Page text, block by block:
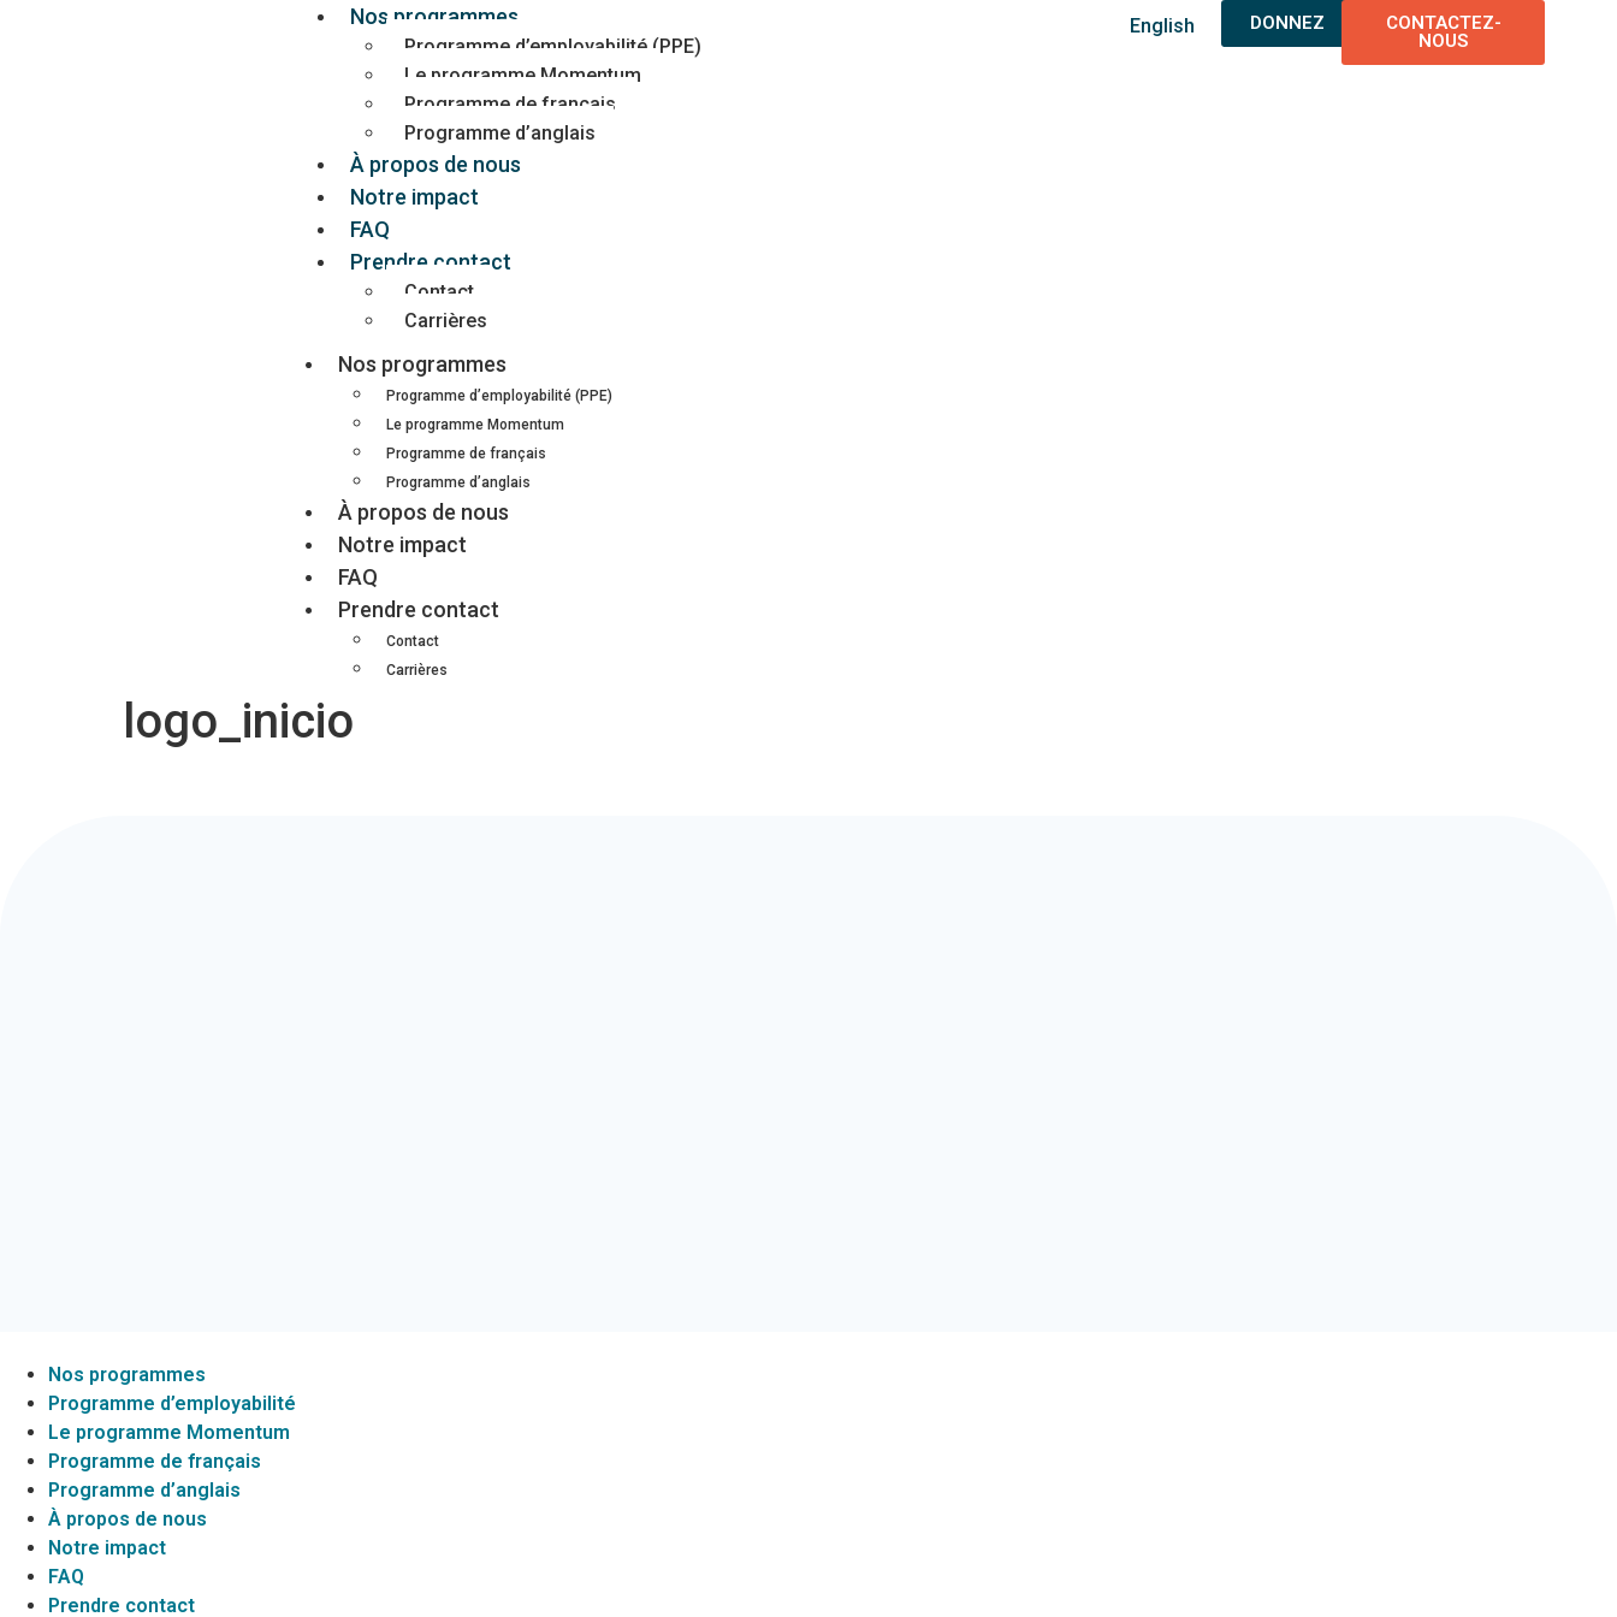
Nos programmes
Programme d’employabilité (PPE)
Le programme Momentum
Programme de français
Programme d’anglais
À propos de nous
Notre impact
FAQ
Prendre contact
Contact
Carrières
Nos programmes
Programme d’employabilité (PPE)
Le programme Momentum
Programme de français
Programme d’anglais
À propos de nous
Notre impact
FAQ
Prendre contact
Contact
Carrières
English DONNEZ
CONTACTEZ-
NOUS
logo_inicio
Nos programmes
Programme d’employabilité
Le programme Momentum
Programme de français
Programme d’anglais
À propos de nous
Notre impact
FAQ
Prendre contact